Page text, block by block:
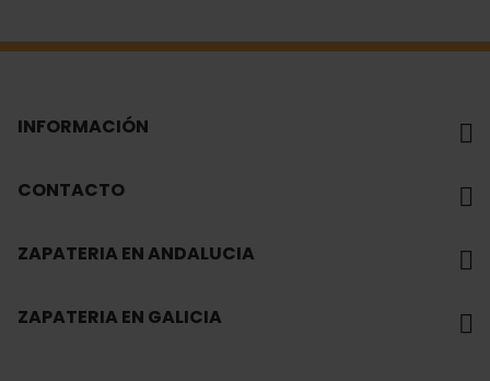
INFORMACIÓN
CONTACTO
ZAPATERIA EN ANDALUCIA
ZAPATERIA EN GALICIA